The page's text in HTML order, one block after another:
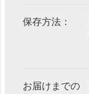
保存方法：
お届けまでの